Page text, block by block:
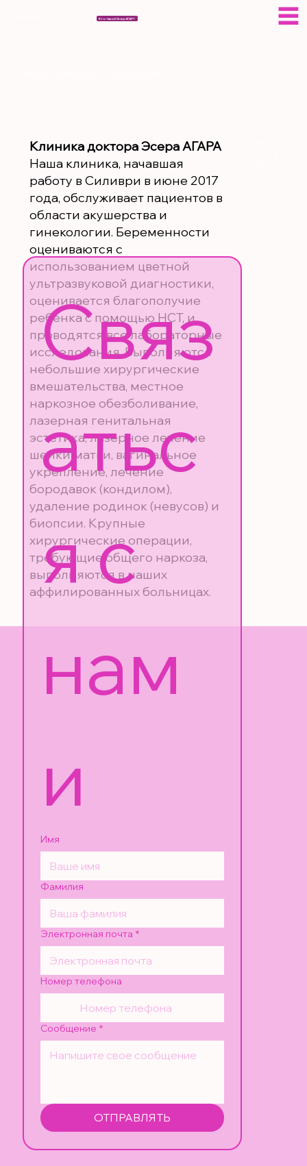
Кто такой Эсер АГАР?
Клиника доктора Эсера АГАРА
Наша клиника, начавшая
работу в Силиври в июне 2017
года, обслуживает пациентов в
области акушерства и
гинекологии. Беременности
оцениваются с
использованием цветной
ультразвуковой диагностики,
оценивается благополучие
ребенка с помощью НСТ, и
проводятся все лабораторные
исследования. Выполняются
небольшие хирургические
вмешательства, местное
наркозное обезболивание,
лазерная генитальная
эстетика, лазерное лечение
шейки матки, вагинальное
укрепление, лечение
бородавок (кондилом),
удаление родинок (невусов) и
биопсии. Крупные
хирургические операции,
требующие общего наркоза,
выполняются в наших
аффилированных больницах.
Связ
атьс
я с
нам
и
Имя
Фамилия
Электронная почта *
Номер телефона
Сообщение *
ОТПРАВЛЯТЬ